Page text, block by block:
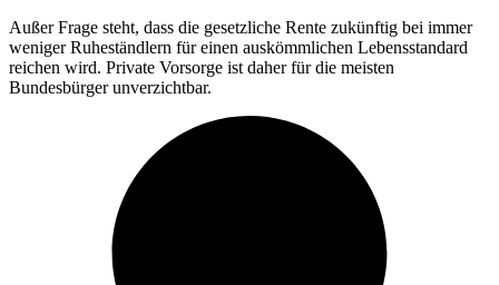
Außer Frage steht, dass die gesetzliche Rente zukünftig bei immer
weniger Ruheständlern für einen auskömmlichen Lebensstandard
reichen wird. Private Vorsorge ist daher für die meisten
Bundesbürger unverzichtbar.